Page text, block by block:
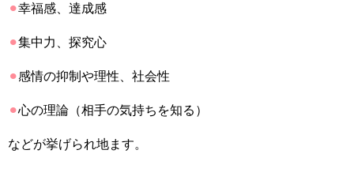
⚫︎幸福感、達成感
⚫︎集中力、探究心
⚫︎感情の抑制や理性、社会性
⚫︎心の理論（相手の気持ちを知る）
などが挙げられ地ます。